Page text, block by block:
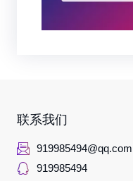
联系我们
919985494@qq.com
919985494